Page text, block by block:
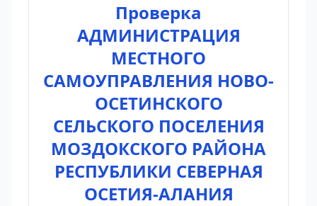
Проверка
АДМИНИСТРАЦИЯ
МЕСТНОГО
САМОУПРАВЛЕНИЯ НОВО-
ОСЕТИНСКОГО
СЕЛЬСКОГО ПОСЕЛЕНИЯ
МОЗДОКСКОГО РАЙОНА
РЕСПУБЛИКИ СЕВЕРНАЯ
ОСЕТИЯ-АЛАНИЯ